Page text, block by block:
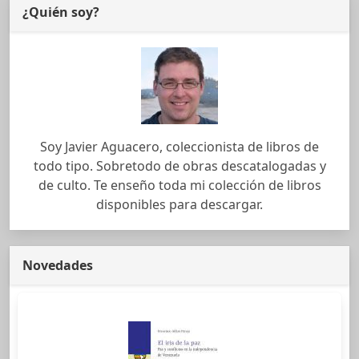
¿Quién soy?
Soy Javier Aguacero, coleccionista de libros de
todo tipo. Sobretodo de obras descatalogadas y
de culto. Te enseño toda mi colección de libros
disponibles para descargar.
Novedades